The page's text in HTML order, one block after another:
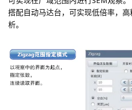
搭配自动马达台，可实现低倍率，
析。